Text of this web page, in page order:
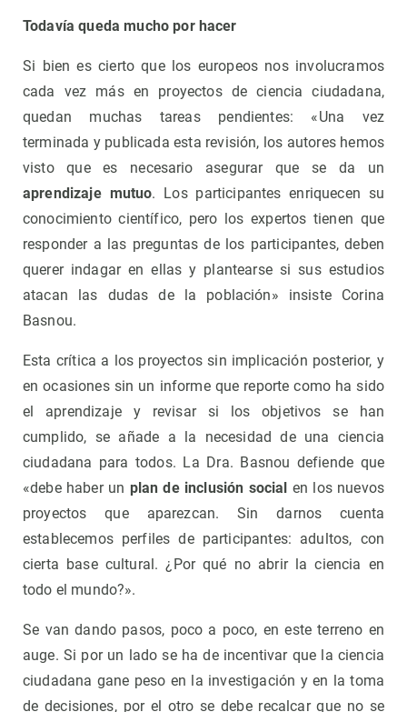
Todavía queda mucho por hacer
Si bien es cierto que los europeos nos involucramos
cada vez más en proyectos de ciencia ciudadana,
quedan muchas tareas pendientes: «Una vez
terminada y publicada esta revisión, los autores hemos
visto que es necesario asegurar que se da un
aprendizaje mutuo. Los participantes enriquecen su
conocimiento científico, pero los expertos tienen que
responder a las preguntas de los participantes, deben
querer indagar en ellas y plantearse si sus estudios
atacan las dudas de la población» insiste Corina
Basnou.
Esta crítica a los proyectos sin implicación posterior, y
en ocasiones sin un informe que reporte como ha sido
el aprendizaje y revisar si los objetivos se han
cumplido, se añade a la necesidad de una ciencia
ciudadana para todos. La Dra. Basnou defiende que
«debe haber un plan de inclusión social en los nuevos
proyectos que aparezcan. Sin darnos cuenta
establecemos perfiles de participantes: adultos, con
cierta base cultural. ¿Por qué no abrir la ciencia en
todo el mundo?».
Se van dando pasos, poco a poco, en este terreno en
auge. Si por un lado se ha de incentivar que la ciencia
ciudadana gane peso en la investigación y en la toma
de decisiones, por el otro se debe recalcar que no se